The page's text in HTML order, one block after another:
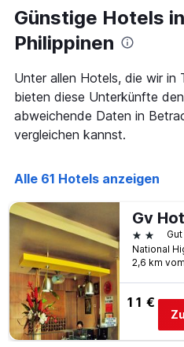
Zimmerpreis
anzeigt.
jeweiligen
Wochentag.
Das
Diagramm
1
X-
Achse,
die
die
anzeigt.
Das
Diagramm
hat
1
Y-
Achse,
die
den
durchschnittlichen
Zimmerpreis
anzeigt.
Günstige Hotels
Philippinen
Unter allen Hotels, die wir in
bieten diese Unterkünfte
abweichende Daten in
vergleichen kannst.
Alle 61 Hotels anzeigen
2 Sterne
2,6 km
11 €